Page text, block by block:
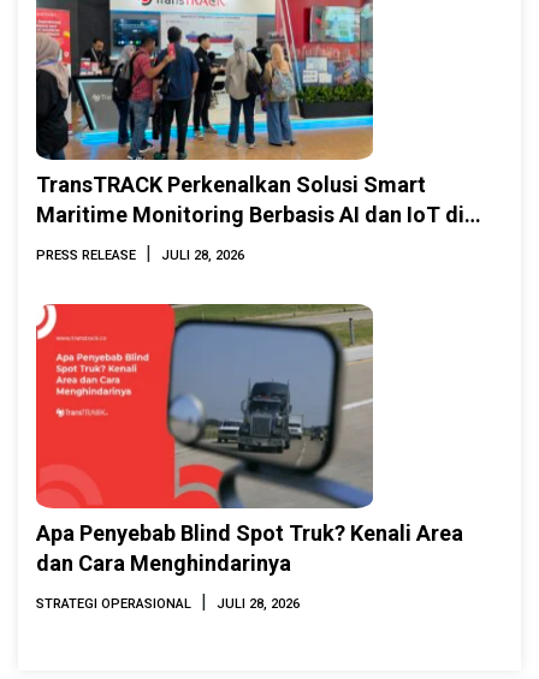
TransTRACK Perkenalkan Solusi Smart
Maritime Monitoring Berbasis AI dan IoT di
INAMARINE 2026
PRESS RELEASE | JULI 28, 2026
Apa Penyebab Blind Spot Truk? Kenali Area
dan Cara Menghindarinya
STRATEGI OPERASIONAL | JULI 28, 2026